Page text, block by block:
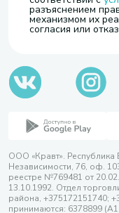
разъяснением
механизмом их
согласия или
ООО «Кравт». Республика
Независимости, 76, оф.
реестре №769481 от
13.10.1992. Отдел
района, +375172151740;
принимаются: 6378899